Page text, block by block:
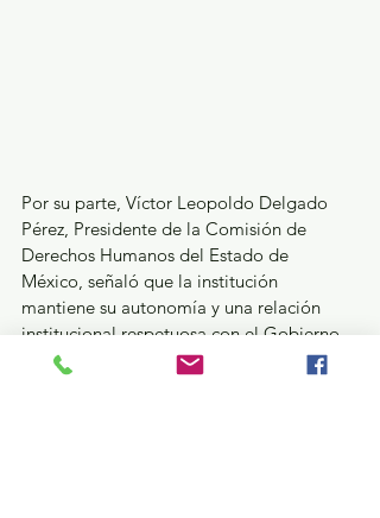
Por su parte, Víctor Leopoldo Delgado
Pérez, Presidente de la Comisión de
Derechos Humanos del Estado de
México, señaló que la institución
mantiene su autonomía y una relación
institucional respetuosa con el Gobierno
del Estado de México, lo que incide en el